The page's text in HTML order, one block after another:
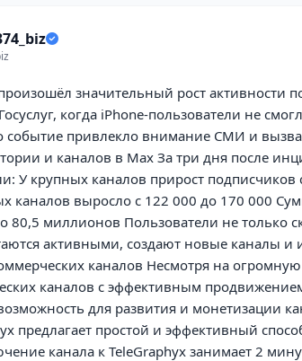
значительный рост активности
когда iPhone-пользователи не
событие привлекло внимание СМИ и
и каналов в Max За три дня после
У крупных каналов прирост подписчиков
каналов выросло с 122 000 до 170 000
80,5 миллионов Пользователи не только
активными, создают новые каналы и
каналов Несмотря на
каналов с эффективным
для развития и монетизации
предлагает простой и эффективный
канала к TeleGraphyx занимает 2